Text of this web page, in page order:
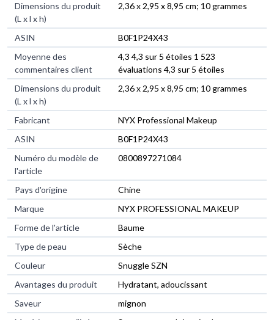
Dimensions du produit
(L x l x h)
‎2,36 x 2,95 x 8,95 cm; 10 grammes
ASIN
‎B0F1P24X43
Moyenne des
commentaires client
4,3 4,3 sur 5 étoiles 1 523
évaluations 4,3 sur 5 étoiles
Dimensions du produit
(L x l x h)
2,36 x 2,95 x 8,95 cm; 10 grammes
Fabricant
NYX Professional Makeup
ASIN
B0F1P24X43
Numéro du modèle de
l'article
0800897271084
Pays d'origine
Chine
Marque
NYX PROFESSIONAL MAKEUP
Forme de l'article
Baume
Type de peau
Sèche
Couleur
Snuggle SZN
Avantages du produit
Hydratant, adoucissant
Saveur
mignon